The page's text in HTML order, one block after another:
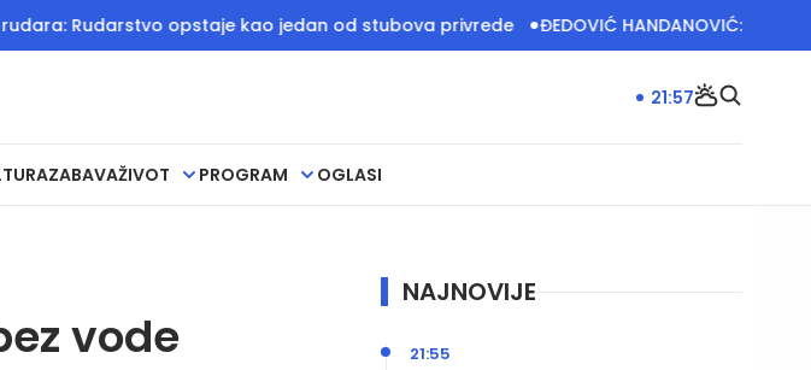
opstaje kao jedan od stubova privrede ĐEDOVIĆ HANDANOVIĆ: Rudari čuvaju
ZABAVAŽIVOT PROGRAM OGLASI
21:57
vode
NAJNOVIJE
21:55